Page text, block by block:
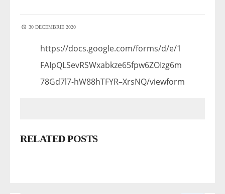
30 DECEMBRIE 2020
https://docs.google.com/forms/d/e/1
FAIpQLSevRSWxabkze65fpw6ZOIzg6m
78Gd7l7-hW88hTFYR–XrsNQ/viewform
RELATED POSTS